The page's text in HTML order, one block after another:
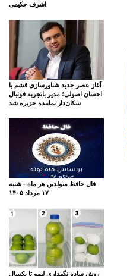
اشرف حکیمی
آغاز عصر جدید شناورسازی قشم با
احسان اصولی؛ مدیر باتجربه فوتبال
سکان‌دار نماینده جزیره شد
فال حافظ متولدین هر ماه - شنبه
۱۷ مرداد ۱۴۰۵
روش ساده نگهداری لیمو تا یکسال